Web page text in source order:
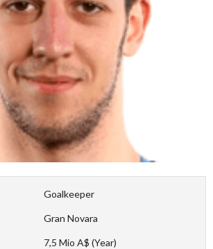
Goalkeeper
Gran Novara
7,5 Mio A$ (Year)